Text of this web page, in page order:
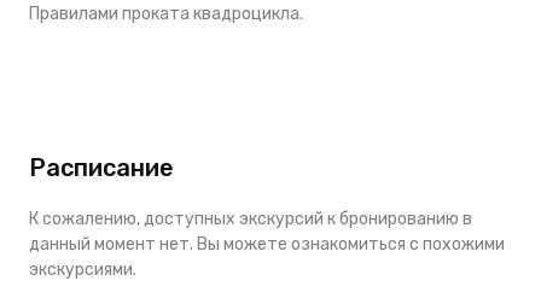
Правилами проката квадроцикла.
Расписание
К сожалению, доступных экскурсий к бронированию в
данный момент нет. Вы можете ознакомиться с похожими
экскурсиями.